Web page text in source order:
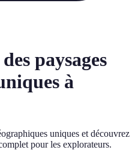
paysages
à
uniques et découvrez
pour les explorateurs.